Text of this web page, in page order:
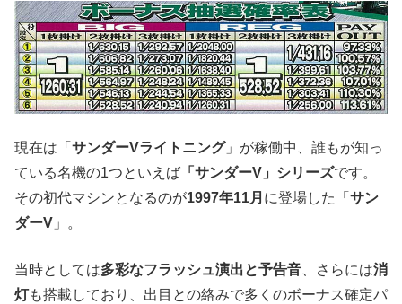
現在は「 サンダーVライトニング」が稼働中、誰もが知っ
ている名機の1つといえば 「サンダーV」シリーズです。
その初代マシンとなるのが1997年11月 に登場した「 サン
ダーV 」。
当時としては多彩なフラッシュ演出と予告音 、さらには消
灯も搭載しており、出目との絡みで多くのボーナス確定パ